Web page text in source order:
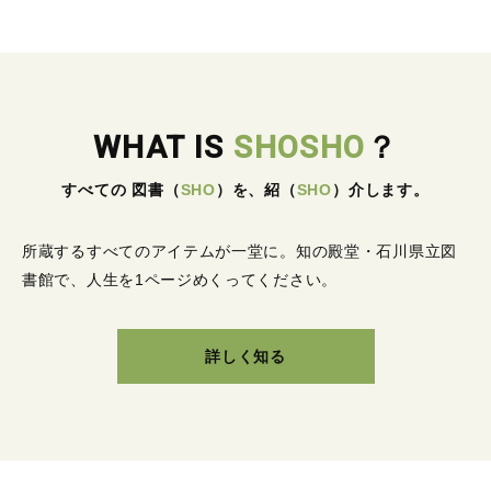
WHAT IS SHOSHO ？
すべての 図書 （SHO） を、紹 （SHO） 介します。
所蔵するすべてのアイテムが一堂に。 知の殿堂・石川県立図
書館で、人生を1ページめくってください。
詳しく知る